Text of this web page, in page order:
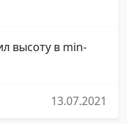
высоту в min-
13.07.2021